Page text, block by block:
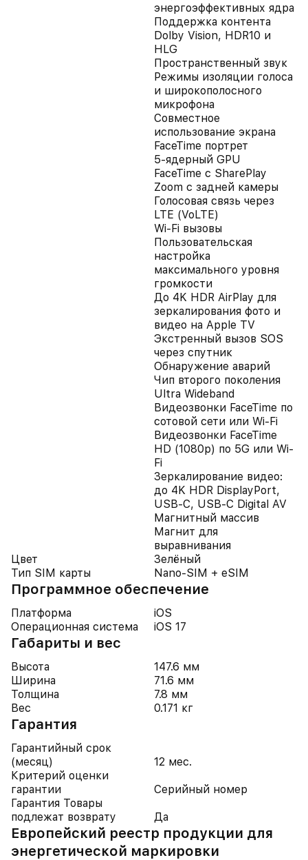
энергоэффективных ядра
Поддержка контента
Dolby Vision, HDR10 и
HLG
Пространственный звук
Режимы изоляции голоса
и широкополосного
микрофона
Совместное
использование экрана
FaceTime портрет
5-ядерный GPU
FaceTime с SharePlay
Zoom с задней камеры
Голосовая связь через
LTE (VoLTE)
Wi‑Fi вызовы
Пользовательская
настройка
максимального уровня
громкости
До 4K HDR AirPlay для
зеркалирования фото и
видео на Apple TV
Экстренный вызов SOS
через спутник
Обнаружение аварий
Чип второго поколения
Ultra Wideband
Видеозвонки FaceTime по
сотовой сети или Wi‑Fi
Видеозвонки FaceTime
HD (1080p) по 5G или Wi-
Fi
Зеркалирование видео:
до 4K HDR DisplayPort,
USB-C, USB-C Digital AV
Магнитный массив
Магнит для
выравнивания
Цвет
Зелёный
Тип SIM карты
Nano-SIM + eSIM
Программное обеспечение
Платформа
iOS
Операционная система
iOS 17
Габариты и вес
Высота
147.6 мм
Ширина
71.6 мм
Толщина
7.8 мм
Вес
0.171 кг
Гарантия
Гарантийный срок
(месяц)
12 мес.
Критерий оценки
гарантии
Серийный номер
Гарантия Товары
подлежат возврату
Да
Европейский реестр продукции для
энергетической маркировки